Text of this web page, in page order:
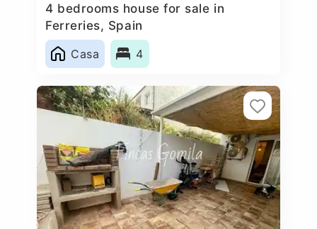
4 bedrooms house for sale in
Ferreries, Spain
Casa
4